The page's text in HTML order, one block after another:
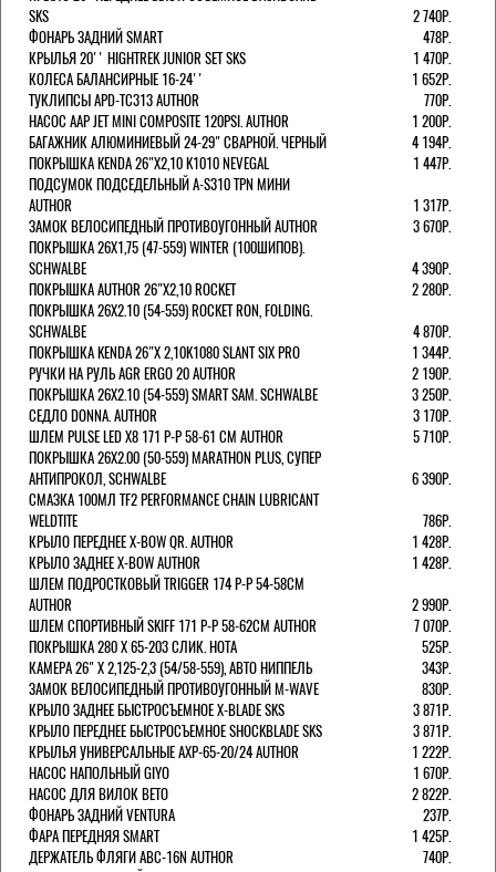
SKS
2 740Р.
ФОНАРЬ ЗАДНИЙ SMART
478Р.
КРЫЛЬЯ 20'' HIGHTREK JUNIOR SET SKS
1 470Р.
КОЛЕСА БАЛАНСИРНЫЕ 16-24''
1 652Р.
ТУКЛИПСЫ APD-TC313 AUTHOR
770Р.
НАСОС AAP JET MINI COMPOSITE 120PSI. AUTHOR
1 200Р.
БАГАЖНИК АЛЮМИНИЕВЫЙ 24-29" СВАРНОЙ. ЧЕРНЫЙ
4 194Р.
ПОКРЫШКА KENDA 26"Х2,10 K1010 NEVEGAL
1 447Р.
ПОДСУМОК ПОДСЕДЕЛЬНЫЙ A-S310 TPN МИНИ
AUTHOR
1 317Р.
ЗАМОК ВЕЛОСИПЕДНЫЙ ПРОТИВОУГОННЫЙ AUTHOR
3 670Р.
ПОКРЫШКА 26X1,75 (47-559) WINTER (100ШИПОВ).
SCHWALBE
4 390Р.
ПОКРЫШКА AUTHOR 26"Х2,10 ROCKET
2 280Р.
ПОКРЫШКА 26X2.10 (54-559) ROCKET RON, FOLDING.
SCHWALBE
4 870Р.
ПОКРЫШКА KENDA 26"Х 2,10K1080 SLANT SIX PRO
1 344Р.
РУЧКИ НА РУЛЬ AGR ERGO 20 AUTHOR
2 190Р.
ПОКРЫШКА 26X2.10 (54-559) SMART SAM. SCHWALBE
3 250Р.
СЕДЛО DONNA. AUTHOR
3 170Р.
ШЛЕМ PULSE LED X8 171 Р-Р 58-61 СМ AUTHOR
5 710Р.
ПОКРЫШКА 26X2.00 (50-559) MARATHON PLUS, СУПЕР
АНТИПРОКОЛ, SCHWALBE
6 390Р.
СМАЗКА 100МЛ TF2 PERFORMANCE CHAIN LUBRICANT
WELDTITE
786Р.
КРЫЛО ПЕРЕДНЕЕ X-BOW QR. AUTHOR
1 428Р.
КРЫЛО ЗАДНЕЕ X-BOW AUTHOR
1 428Р.
ШЛЕМ ПОДРОСТКОВЫЙ TRIGGER 174 Р-Р 54-58СМ
AUTHOR
2 990Р.
ШЛЕМ СПОРТИВНЫЙ SKIFF 171 Р-Р 58-62СМ AUTHOR
7 070Р.
ПОКРЫШКА 280 X 65-203 СЛИК. HOTA
525Р.
КАМЕРА 26" X 2,125-2,3 (54/58-559), АВТО НИППЕЛЬ
343Р.
ЗАМОК ВЕЛОСИПЕДНЫЙ ПРОТИВОУГОННЫЙ M-WAVE
830Р.
КРЫЛО ЗАДНЕЕ БЫСТРОСЪЕМНОЕ X-BLADE SKS
3 871Р.
КРЫЛО ПЕРЕДНЕЕ БЫСТРОСЪЕМНОЕ SHOCKBLADE SKS
3 871Р.
КРЫЛЬЯ УНИВЕРСАЛЬНЫЕ AXP-65-20/24 AUTHOR
1 222Р.
НАСОС НАПОЛЬНЫЙ GIYO
1 670Р.
НАСОС ДЛЯ ВИЛОК ВЕТО
2 822Р.
ФОНАРЬ ЗАДНИЙ VENTURA
237Р.
ФАРА ПЕРЕДНЯЯ SMART
1 425Р.
ДЕРЖАТЕЛЬ ФЛЯГИ ABC-16N AUTHOR
740Р.